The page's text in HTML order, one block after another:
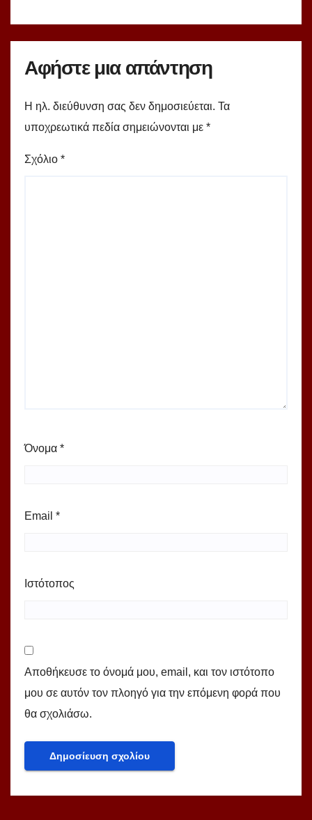
Αφήστε μια απάντηση
Η ηλ. διεύθυνση σας δεν δημοσιεύεται. Τα
υποχρεωτικά πεδία σημειώνονται με *
Σχόλιο *
Όνομα *
Email *
Ιστότοπος
Αποθήκευσε το όνομά μου, email, και τον ιστότοπο
μου σε αυτόν τον πλοηγό για την επόμενη φορά που
θα σχολιάσω.